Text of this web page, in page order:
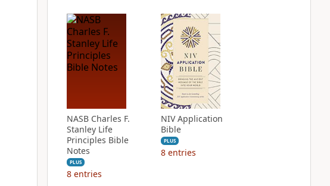
NASB Charles F.
Stanley Life
Principles Bible
Notes
PLUS
8 entries
NIV Application
Bible
PLUS
8 entries